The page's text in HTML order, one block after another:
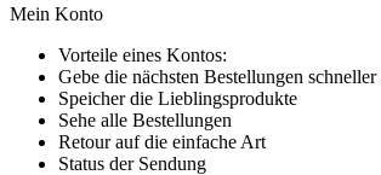
Mein Konto
Vorteile eines Kontos:
Gebe die nächsten Bestellungen schneller
Speicher die Lieblingsprodukte
Sehe alle Bestellungen
Retour auf die einfache Art
Status der Sendung